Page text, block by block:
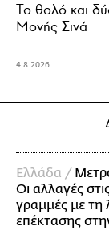
Το θολό και
Μονής Σινά
4.8.2026
Ελλάδα /
Οι αλλαγές
γραμμές με τη
επέκτασης